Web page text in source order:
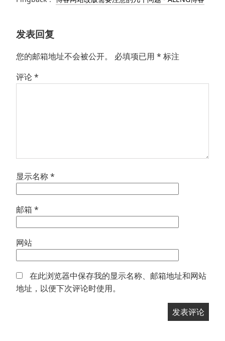
发表回复
您的邮箱地址不会被公开。 必填项已用 * 标注
评论*
显示名称*
邮箱 *
网站
在此浏览器中保存我的显示名称、邮箱地址和网站
地址，以便下次评论时使用。